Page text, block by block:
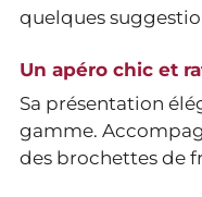
quelques
Un apéro chic et
Sa présentation
gamme.
des brochettes de